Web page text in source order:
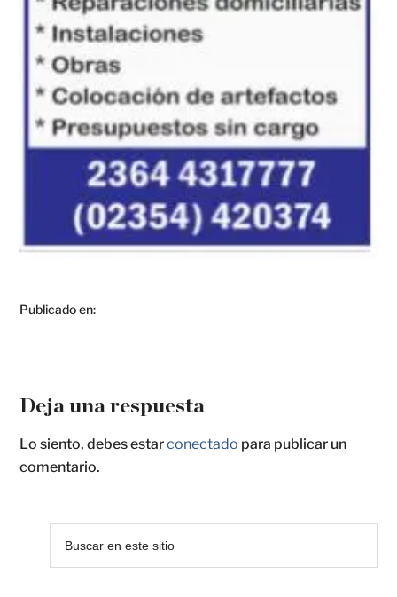
Publicado en:
Deja una respuesta
Lo siento, debes estarconectado para publicar un
comentario.